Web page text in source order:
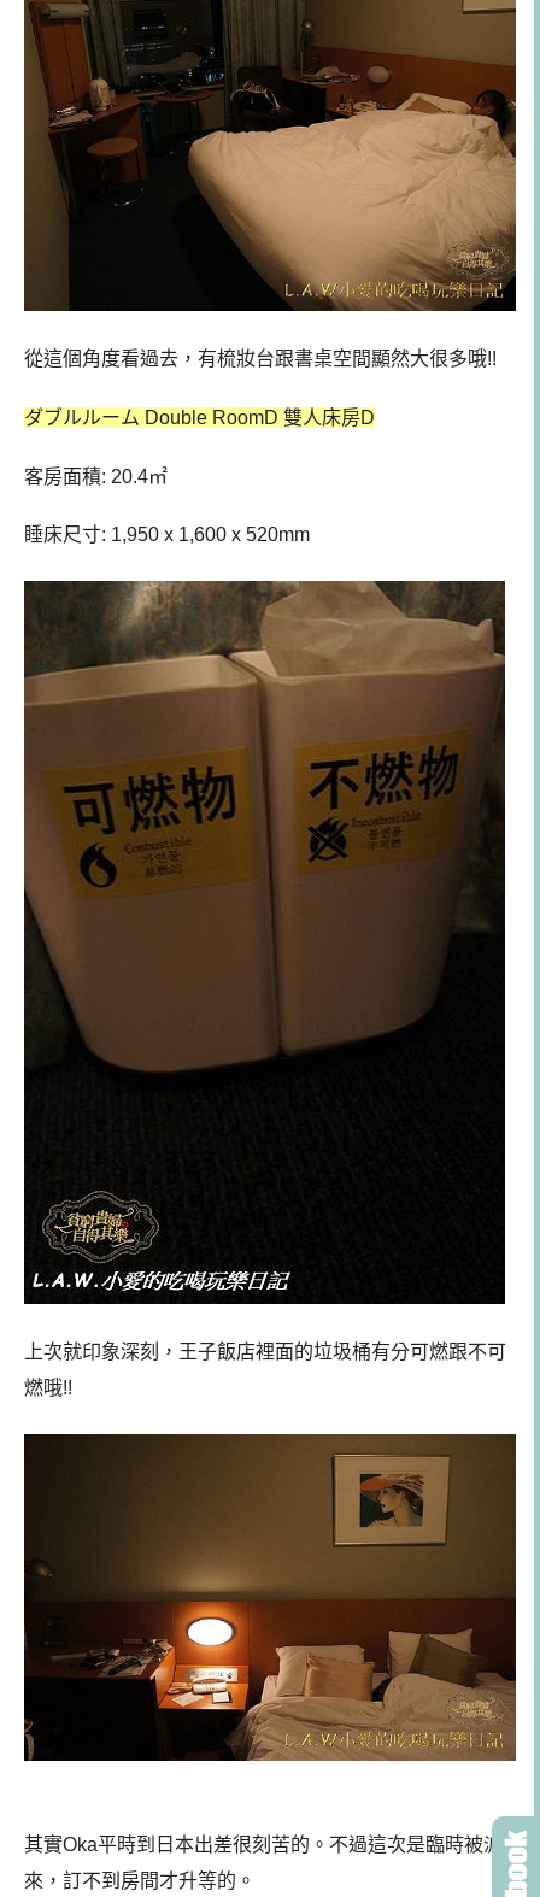
從這個角度看過去，有梳妝台跟書桌空間顯然大很多哦!!
ダブルルーム Double RoomD 雙人床房D
客房面積: 20.4㎡
睡床尺寸: 1,950 x 1,600 x 520mm
上次就印象深刻，王子飯店裡面的垃圾桶有分可燃跟不可
燃哦!!
其實Oka平時到日本出差很刻苦的。不過這次是臨時被派
來，訂不到房間才升等的。